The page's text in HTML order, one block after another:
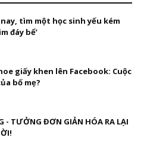
tìm một học sinh yếu kém
đáy bể’
giấy khen lên Facebook: Cuộc
bố mẹ?
- TƯỞNG ĐƠN GIẢN HÓA RA LẠI